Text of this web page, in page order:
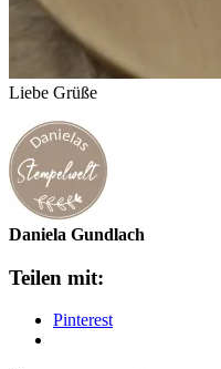
Liebe Grüße
Daniela Gundlach
Teilen mit:
Pinterest